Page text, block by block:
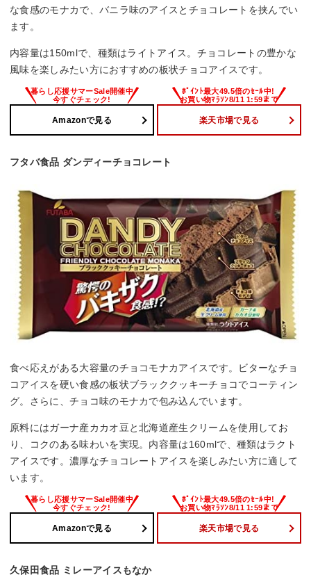
な食感のモナカで、バニラ味のアイスとチョコレートを挟んでい
ます。
内容量は150mlで、種類はライトアイス。チョコレートの豊かな
風味を楽しみたい方におすすめの板状チョコアイスです。
Amazonで見る 楽天市場で見る
フタバ食品 ダンディーチョコレート
食べ応えがある大容量のチョコモナカアイスです。ビターなチョ
コアイスを硬い食感の板状ブラッククッキーチョコでコーティン
グ。さらに、チョコ味のモナカで包み込んでいます。
原料にはガーナ産カカオ豆と北海道産生クリームを使用してお
り、コクのある味わいを実現。内容量は160mlで、種類はラクト
アイスです。濃厚なチョコレートアイスを楽しみたい方に適して
います。
Amazonで見る 楽天市場で見る
久保田食品 ミレーアイスもなか